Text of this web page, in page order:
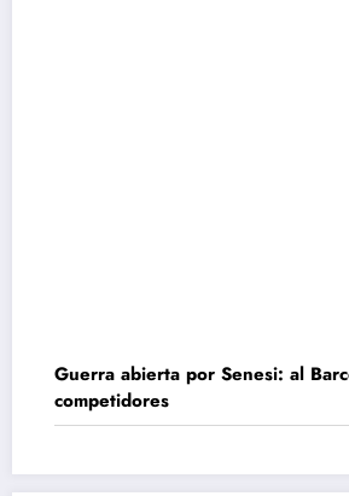
Guerra abierta por Senesi: al
competidores